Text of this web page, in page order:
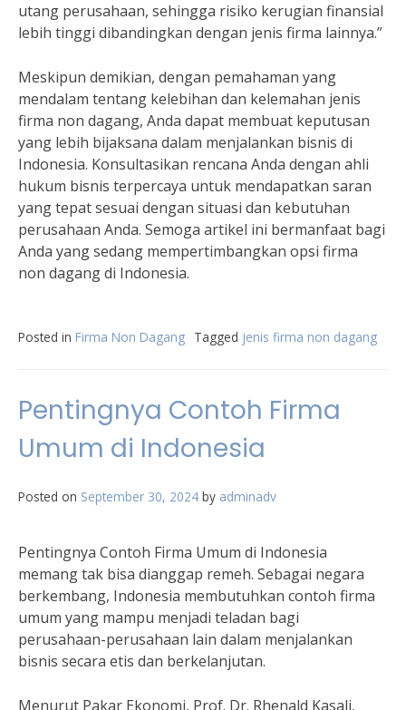
utang perusahaan, sehingga risiko kerugian finansial
lebih tinggi dibandingkan dengan jenis firma lainnya.”
Meskipun demikian, dengan pemahaman yang
mendalam tentang kelebihan dan kelemahan jenis
firma non dagang, Anda dapat membuat keputusan
yang lebih bijaksana dalam menjalankan bisnis di
Indonesia. Konsultasikan rencana Anda dengan ahli
hukum bisnis terpercaya untuk mendapatkan saran
yang tepat sesuai dengan situasi dan kebutuhan
perusahaan Anda. Semoga artikel ini bermanfaat bagi
Anda yang sedang mempertimbangkan opsi firma
non dagang di Indonesia.
Posted in Firma Non Dagang Tagged jenis firma non dagang
Pentingnya Contoh Firma
Umum di Indonesia
Posted on September 30, 2024 by adminadv
Pentingnya Contoh Firma Umum di Indonesia
memang tak bisa dianggap remeh. Sebagai negara
berkembang, Indonesia membutuhkan contoh firma
umum yang mampu menjadi teladan bagi
perusahaan-perusahaan lain dalam menjalankan
bisnis secara etis dan berkelanjutan.
Menurut Pakar Ekonomi, Prof. Dr. Rhenald Kasali,